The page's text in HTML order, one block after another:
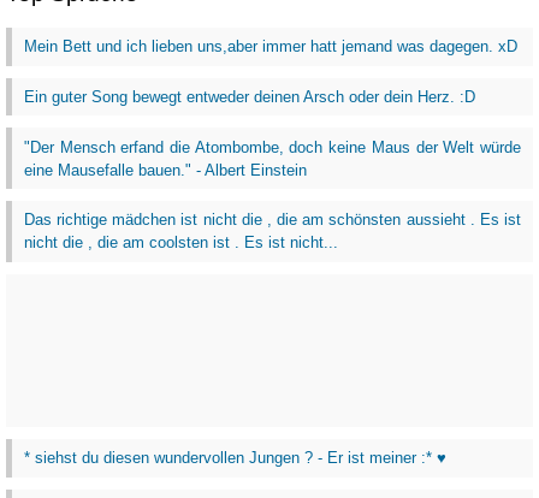
Mein Bett und ich lieben uns,aber immer hatt jemand was dagegen. xD
Ein guter Song bewegt entweder deinen Arsch oder dein Herz. :D
"Der Mensch erfand die Atombombe, doch keine Maus der Welt würde
eine Mausefalle bauen." - Albert Einstein
Das richtige mädchen ist nicht die , die am schönsten aussieht . Es ist
nicht die , die am coolsten ist . Es ist nicht...
* siehst du diesen wundervollen Jungen ? - Er ist meiner :* ♥